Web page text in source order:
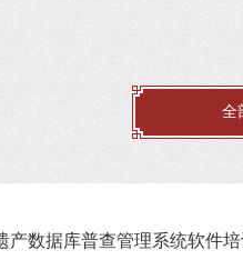
全
产数据库普查管理系统软件